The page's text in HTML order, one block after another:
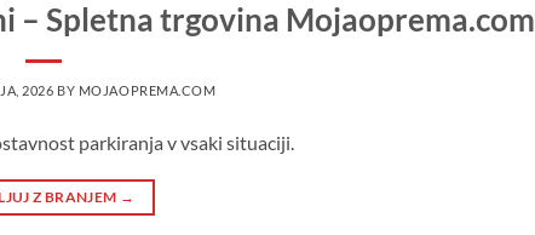
– Spletna trgovina Mojaoprema.com
2026 BY MOJAOPREMA.COM
parkiranja v vsaki situaciji.
Z BRANJEM →